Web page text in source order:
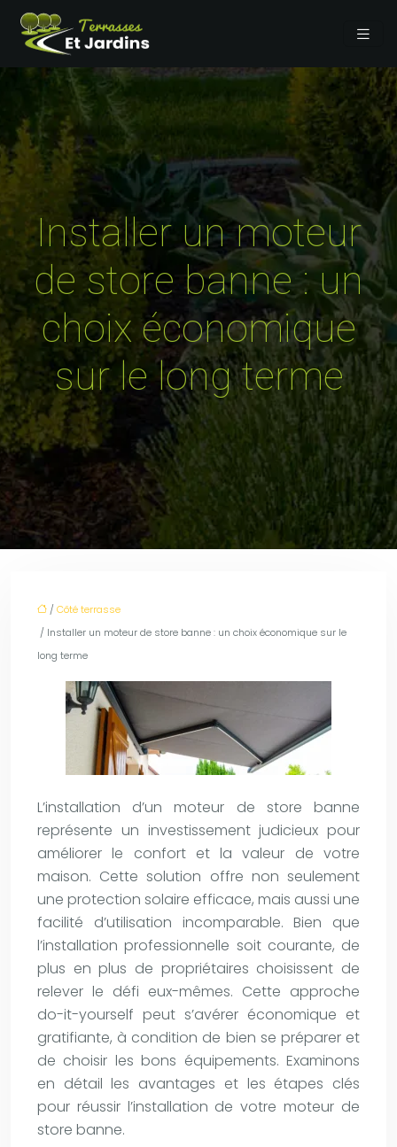
Installer un moteur
de store banne : un
choix économique
sur le long terme
/Côté terrasse
/ Installer un moteur de store banne : un choix économique sur le
long terme
L’installation d’un moteur de store banne
représente un investissement judicieux pour
améliorer le confort et la valeur de votre
maison. Cette solution offre non seulement
une protection solaire efficace, mais aussi une
facilité d’utilisation incomparable. Bien que
l’installation professionnelle soit courante, de
plus en plus de propriétaires choisissent de
relever le défi eux-mêmes. Cette approche
do-it-yourself peut s’avérer économique et
gratifiante, à condition de bien se préparer et
de choisir les bons équipements. Examinons
en détail les avantages et les étapes clés
pour réussir l’installation de votre moteur de
store banne.